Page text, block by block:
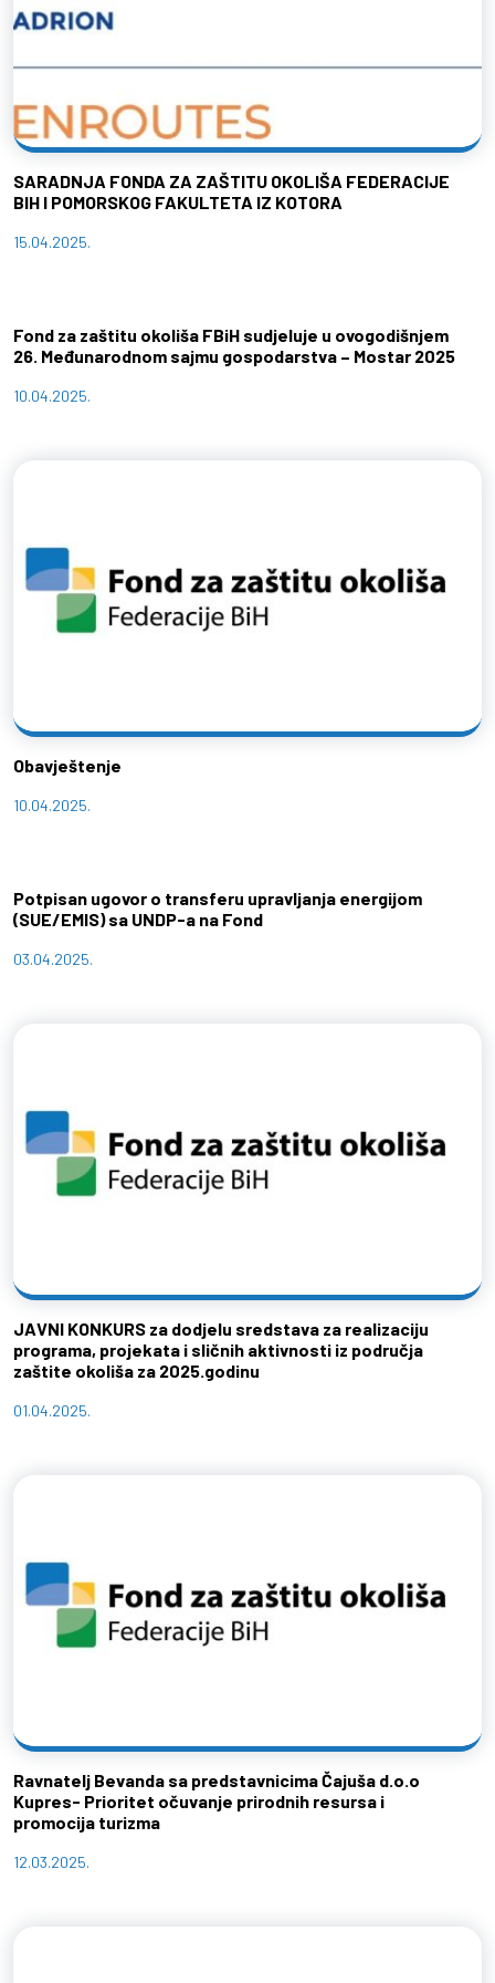
SARADNJA FONDA ZA ZAŠTITU OKOLIŠA FEDERACIJE
BIH I POMORSKOG FAKULTETA IZ KOTORA
15.04.2025.
Fond za zaštitu okoliša FBiH sudjeluje u ovogodišnjem
26. Međunarodnom sajmu gospodarstva – Mostar 2025
10.04.2025.
Obavještenje
10.04.2025.
Potpisan ugovor o transferu upravljanja energijom
(SUE/EMIS) sa UNDP-a na Fond
03.04.2025.
JAVNI KONKURS za dodjelu sredstava za realizaciju
programa, projekata i sličnih aktivnosti iz područja
zaštite okoliša za 2025.godinu
01.04.2025.
Ravnatelj Bevanda sa predstavnicima Čajuša d.o.o
Kupres- Prioritet očuvanje prirodnih resursa i
promocija turizma
12.03.2025.